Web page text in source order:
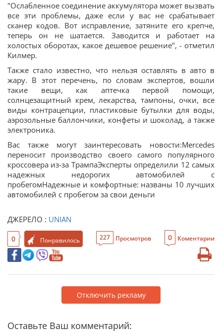
"Ослабленное соединение аккумулятора может вызвать
все эти проблемы, даже если у вас не срабатывает
сканер кодов. Вот исправление, затяните его крепче,
теперь он не шатается. Заводится и работает на
холостых оборотах, какое дешевое решение", - отметил
Килмер.
Также стало известно, что нельзя оставлять в авто в
жару. В этот перечень, по словам экспертов, вошли
такие вещи, как аптечка первой помощи,
солнцезащитный крем, лекарства, тампоны, очки, все
виды контрацепции, пластиковые бутылки для воды,
аэрозольные баллончики, конфеты и шоколад, а также
электроника.
Вас также могут заинтересовать новости:Mercedes
переносит производство своего самого популярного
кроссовера из-за ТрампаЭксперты определили 12 самых
надежных недорогих автомобилей с
пробегомНадежные и комфортные: названы 10 лучших
автомобилей с пробегом за свои деньги
ДЖЕРЕЛО : UNIAN
0 Понравилось 227 Просмотров 0 Коментарии
Отключить рекламу
Оставьте Ваш комментарий: